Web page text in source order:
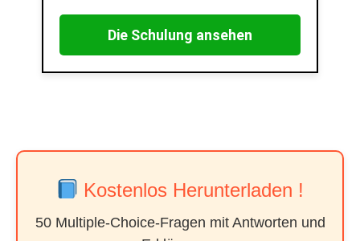
Die Schulung ansehen
Kostenlos Herunterladen !
50 Multiple-Choice-Fragen mit Antworten und